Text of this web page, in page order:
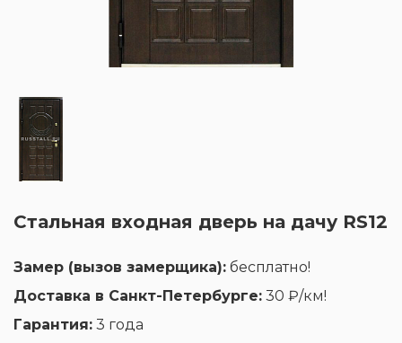
Стальная входная дверь на дачу RS12
Замер (вызов замерщика): бесплатно!
Доставка в Санкт-Петербурге: 30 ₽/км!
Гарантия: 3 года